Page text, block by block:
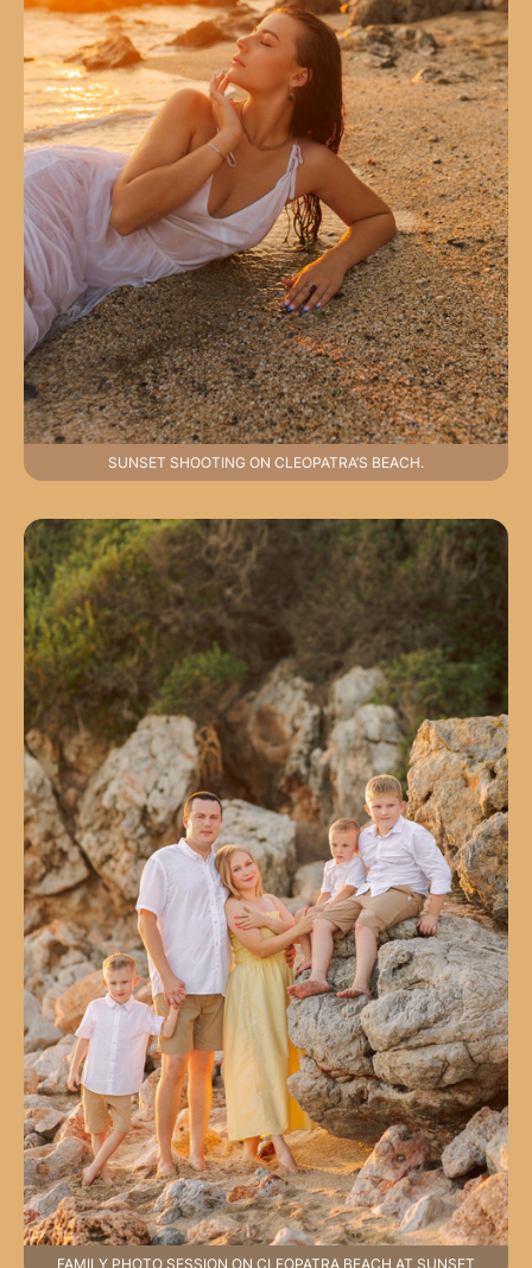
SUNSET SHOOTING ON CLEOPATRA’S BEACH.
FAMILY PHOTO SESSION ON CLEOPATRA BEACH AT SUNSET